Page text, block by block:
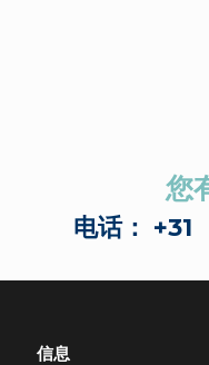
您
电话：
信息